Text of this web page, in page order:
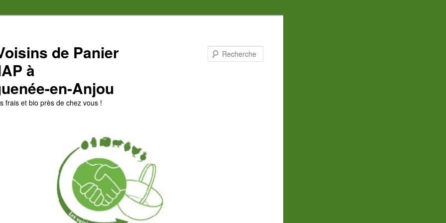
de Panier
à
en-Anjou
frais et bio près de chez vous !